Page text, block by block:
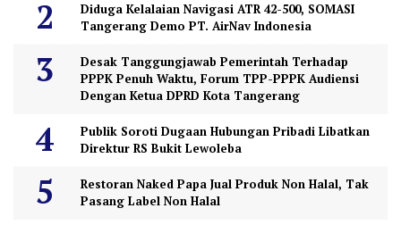
Diduga Kelalaian Navigasi ATR 42-500, SOMASI
Tangerang Demo PT. AirNav Indonesia
Desak Tanggungjawab Pemerintah Terhadap
PPPK Penuh Waktu, Forum TPP-PPPK Audiensi
Dengan Ketua DPRD Kota Tangerang
Publik Soroti Dugaan Hubungan Pribadi Libatkan
Direktur RS Bukit Lewoleba
Restoran Naked Papa Jual Produk Non Halal, Tak
Pasang Label Non Halal